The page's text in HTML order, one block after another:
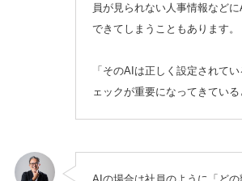
員が見られない人事情報など
できてしまうこともあります。
「そのAIは正しく設定されて
ェックが重要になってきている